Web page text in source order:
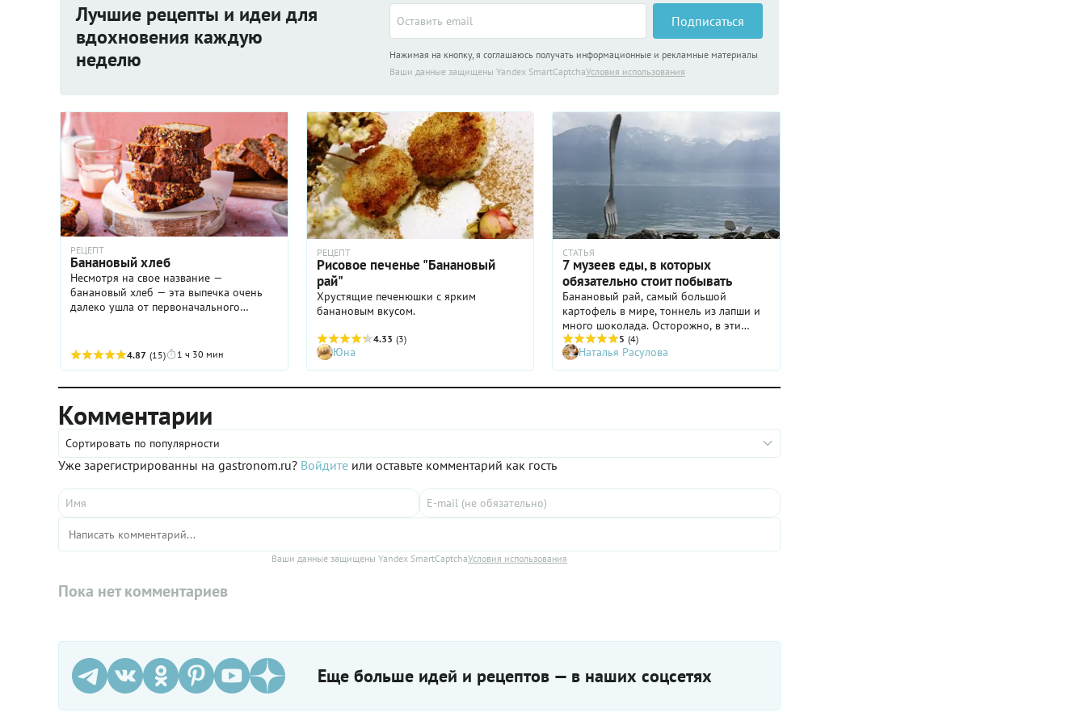
Лучшие рецепты и идеи для
вдохновения каждую
неделю
Подписаться
Нажимая на кнопку, я соглашаюсь получать информационные и рекламные материалы
Ваши данные защищены Yandex SmartCaptchaУсловия использования
РЕЦЕПТ
Банановый хлеб
Несмотря на свое название —
банановый хлеб — эта выпечка очень
далеко ушла от первоначального
который можно подать к чаю или ...
4.87 (15) 1 ч 30 мин
РЕЦЕПТ
Рисовое печенье "Банановый
рай"
Хрустящие печенюшки с ярким
банановым вкусом.
4.33 (3)
Юна
СТАТЬЯ
7 музеев еды, в которых
обязательно стоит побывать
Банановый рай, самый большой
картофель в мире, тоннель из лапши и
много шоколада. Осторожно, в эти
музеи лучше не ходить голодными!
5 (4)
Наталья Расулова
Комментарии
Сортировать по популярности
Уже зарегистрированны на gastronom.ru? Войдите или оставьте комментарий как гость
Ваши данные защищены Yandex SmartCaptchaУсловия использования
Пока нет комментариев
Еще больше идей и рецептов — в наших соцсетях